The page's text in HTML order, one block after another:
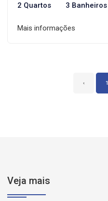
2 Quartos 3 Banheiros
Mais informações
‹ 1
Veja mais